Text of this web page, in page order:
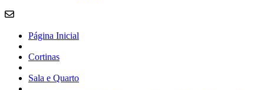
Página Inicial
Cortinas
Sala e Quarto